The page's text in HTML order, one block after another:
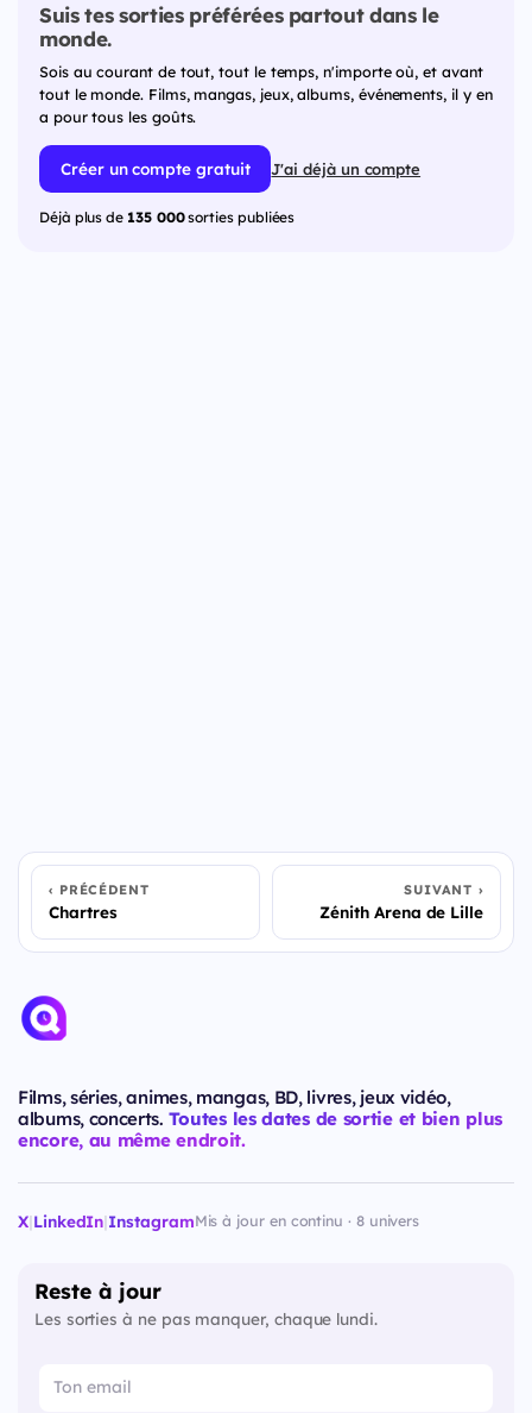
Suis tes sorties préférées partout dans le
monde.
Sois au courant de tout, tout le temps, n'importe où, et avant
tout le monde. Films, mangas, jeux, albums, événements, il y en
a pour tous les goûts.
Créer un compte gratuit J'ai déjà un compte
Déjà plus de 135 000sorties publiées
PRÉCÉDENT
Chartres
SUIVANT
Zénith Arena de Lille
Films, séries, animes, mangas, BD, livres, jeux vidéo,
albums, concerts. Toutes les dates de sortie et bien plus
encore, au même endroit.
X|LinkedIn|InstagramMis à jour en continu · 8 univers
Reste à jour
Les sorties à ne pas manquer, chaque lundi.